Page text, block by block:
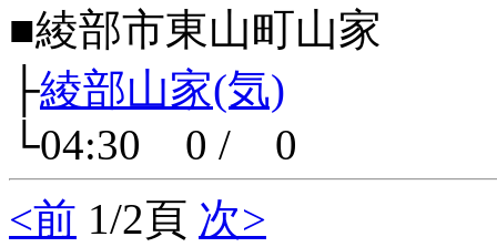
■綾部市東山町山家
├綾部山家(気)
└04:30 0 / 0
<前 1/2頁 次>